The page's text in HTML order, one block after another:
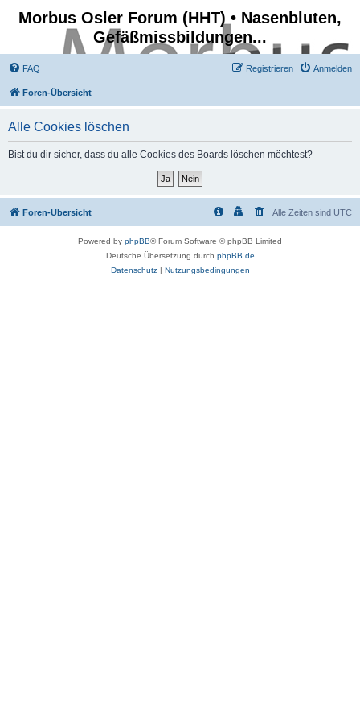
Morbus Osler Forum (HHT) • Nasenbluten,
Gefäßmissbildungen...
FAQ Anmelden
Registrieren
Foren-Übersicht
Alle Cookies löschen
Bist du dir sicher, dass du alle Cookies des Boards löschen möchtest?
Foren-Übersicht Alle Zeiten sind UTC
Powered by phpBB® Forum Software © phpBB Limited
Deutsche Übersetzung durch phpBB.de
Datenschutz| Nutzungsbedingungen